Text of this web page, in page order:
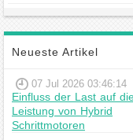
Neueste Artikel
07 Jul 2026 03:46:14
Einfluss der Last auf
Leistung von Hybrid
Schrittmotoren